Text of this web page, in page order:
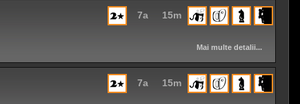
15m
7a
Mai multe detalii...
15m
7a